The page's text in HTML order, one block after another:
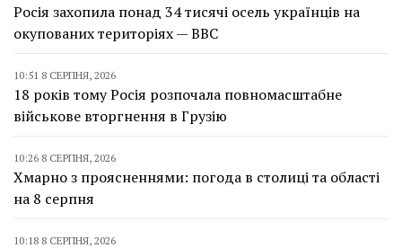
Росія захопила понад 34 тисячі осель українців на
окупованих територіях — BBC
10:51 8 СЕРПНЯ, 2026
18 років тому Росія розпочала повномасштабне
військове вторгнення в Грузію
10:26 8 СЕРПНЯ, 2026
Хмарно з проясненнями: погода в столиці та області
на 8 серпня
10:18 8 СЕРПНЯ, 2026